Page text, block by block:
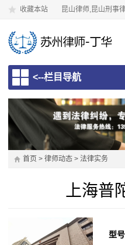
收藏本站 昆山律师,昆山刑事
<--栏目导航
首页 > 律师动态 > 法律实务
上海普
型号